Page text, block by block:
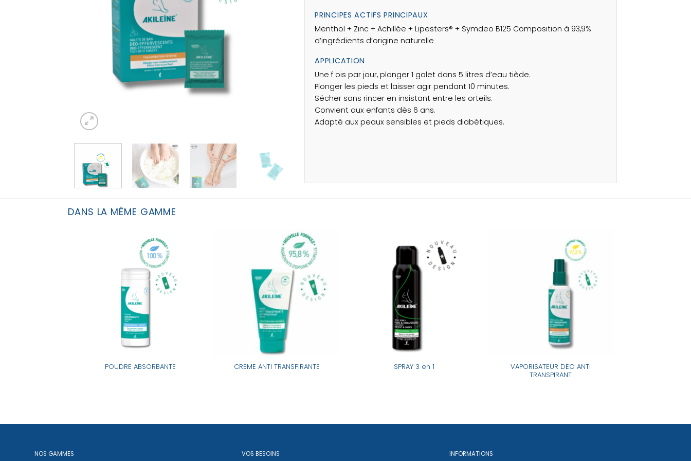
PRINCIPES ACTIFS PRINCIPAUX
Menthol + Zinc + Achillée + Lipesters® + Symdeo B125 Composition à 93,9%
d’ingrédients d’origine naturelle
APPLICATION
Une f ois par jour, plonger 1 galet dans 5 litres d’eau tiède.
Plonger les pieds et laisser agir pendant 10 minutes.
Sécher sans rincer en insistant entre les orteils.
Convient aux enfants dès 6 ans.
Adapté aux peaux sensibles et pieds diabétiques.
DANS LA MÊME GAMME
POUDRE ABSORBANTE CREME ANTI TRANSPIRANTE SPRAY 3 en 1
VAPORISATEUR DEO ANTI
TRANSPIRANT
NOS GAMMES VOS BESOINS INFORMATIONS